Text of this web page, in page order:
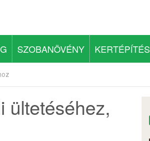
SZOBANÖVÉNY KERTÉPÍTÉS
ültetéséhez,